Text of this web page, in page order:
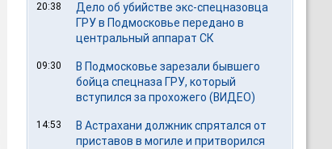
20:38
Дело об убийстве экс-спецназовца
ГРУ в Подмосковье передано в
центральный аппарат СК
09:30
В Подмосковье зарезали бывшего
бойца спецназа ГРУ, который
вступился за прохожего (ВИДЕО)
14:53
В Астрахани должник спрятался от
приставов в могиле и притворился